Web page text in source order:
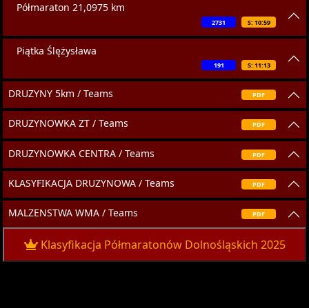
Półmaraton 21,0975 km
S: 10:59
2731
Piątka Ślężysława
S: 11:13
191
DRUZYNY 5km / Teams PDF
DRUZYNOWKA ZT / Teams PDF
DRUZYNOWKA CENTRA / Teams PDF
KLASYFIKACJA DRUZYNOWA / Teams PDF
MALZENSTWA WMA / Teams PDF
Klasyfikacja Półmaratonów Dolnośląskich 2025